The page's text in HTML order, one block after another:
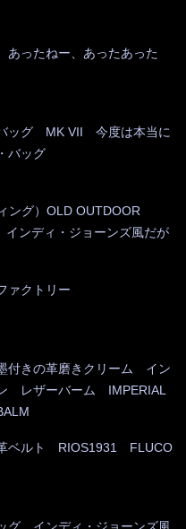
ったねー、あったあった
ッグ MK VII 今度は本当に
バッグ
ング）OLD OUTDOOR
ンディ・ジョーンズ風だが
ァクトリー
付きの革磨きクリーム イン
レザーバーム IMPERIAL
革ベルト RIOS1931 FLUCO